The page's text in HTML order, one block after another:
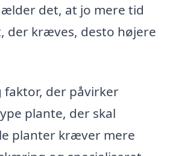
det, at jo mere tid
der kræves, desto højere
faktor, der påvirker
plante, der skal
planter kræver mere